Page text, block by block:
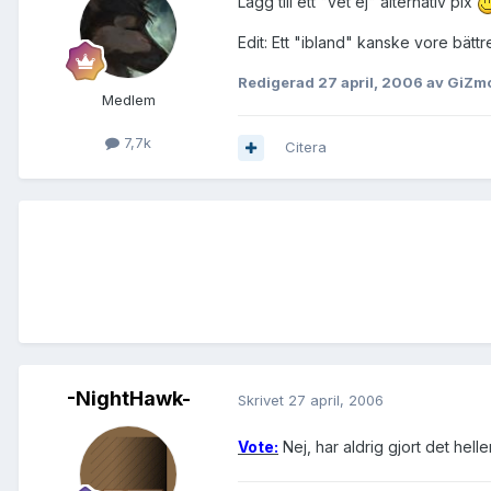
Medlem
7,7k
Edit: Ett "ibland" kanske vore
Redigerad 27 april, 2006 av
Citera
-NightHawk- Skrivet 27 april, 2006
Vote: Nej, har aldrig gjort det